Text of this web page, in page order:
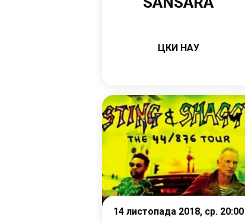
ЦКИ НАУ
Детальніше
14 листопада 2018, ср. 20:00